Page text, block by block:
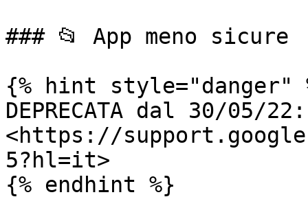
### 📂 App meno sicure
{% hint style="danger"
DEPRECATA dal 30/05/22:
<https://
5?hl=it>
{% endhint %}